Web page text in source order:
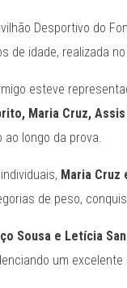
Desportivo do
de idade, realizada
esteve
Maria Cruz,
longo da prova.
Maria Cruz
de peso,
Sousa e Letícia
um excelente